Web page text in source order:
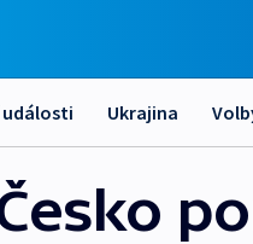
události Ukrajina